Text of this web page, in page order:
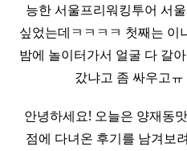
능한 서울프리워킹투어 서
싶었는데ㅋㅋㅋㅋ 첫째는 이
밤에 놀이터가서 얼굴 다 갈
갔냐고 좀 싸우고
안녕하세요! 오늘은 양재동
점에 다녀온 후기를 남겨보